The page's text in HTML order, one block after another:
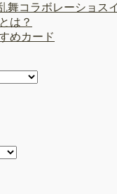
舞コラボレーショス
は？
めカード